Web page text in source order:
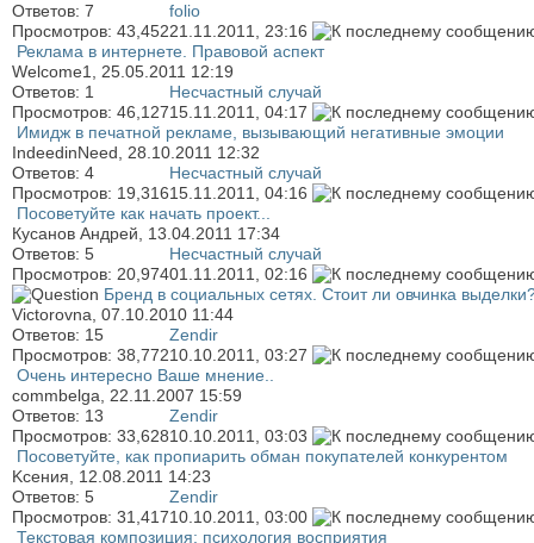
Ответов: 7
Просмотров: 43,452
folio
21.11.2011, 23:16
Реклама в интернете. Правовой аспект
Welcome1
, 25.05.2011 12:19
Ответов: 1
Просмотров: 46,127
Несчастный случай
15.11.2011, 04:17
Имидж в печатной рекламе, вызывающий негативные эмоции
IndeedinNeed , 28.10.2011 12:32
Ответов: 4
Просмотров: 19,316
Несчастный случай
15.11.2011, 04:16
Посоветуйте как начать проект...
Кусанов Андрей , 13.04.2011 17:34
Ответов: 5
Просмотров: 20,974
Несчастный случай
01.11.2011, 02:16
Бренд в социальных сетях. Стоит ли овчинка
Victorovna , 07.10.2010 11:44
Ответов: 15
Просмотров: 38,772
Zendir
10.10.2011, 03:27
Очень интересно Ваше мнение..
commbelga , 22.11.2007 15:59
Ответов: 13
Просмотров: 33,628
Zendir
10.10.2011, 03:03
Посоветуйте, как пропиарить обман покупателей конкурентом
Kсения , 12.08.2011 14:23
Ответов: 5
Просмотров: 31,417
Zendir
10.10.2011, 03:00
Текстовая композиция: психология восприятия